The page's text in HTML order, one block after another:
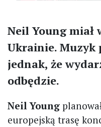
Neil Young
Ukrainie. Muzyk
jednak, że
odbędzie.
Neil Young
europejską trasę